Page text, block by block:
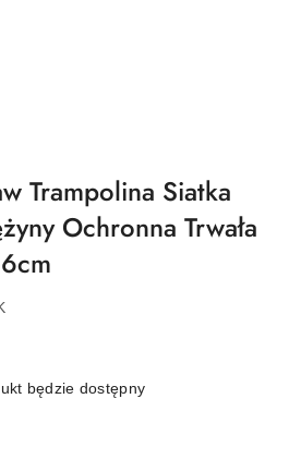
Trampolina Siatka
Ochronna Trwała
będzie dostępny